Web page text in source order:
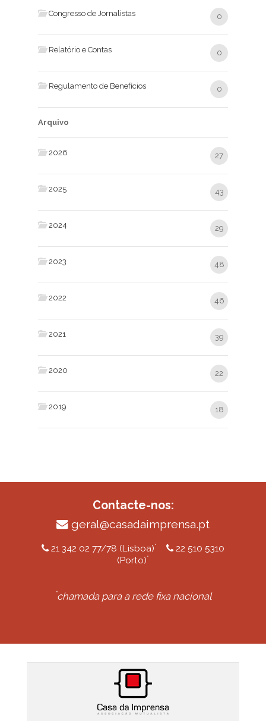
Congresso de Jornalistas 0
Relatório e Contas 0
Regulamento de Benefícios 0
Arquivo
2026 27
2025 43
2024 29
2023 48
2022 46
2021 39
2020 22
2019 18
Contacte-nos:
geral@casadaimprensa.pt
21 342 02 77/78 (Lisboa)*
22 510 5310
(Porto)*
*chamada para a rede fixa nacional